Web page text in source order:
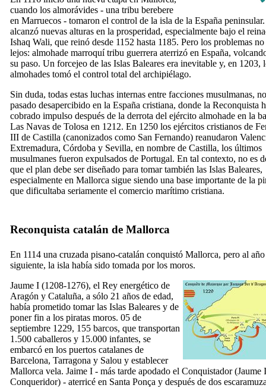
cuando los almorávides - una tribu berebere
en Marruecos - tomaron el control de la isla de la España
alcanzó nuevas alturas en la prosperidad, especialmente bajo el
Ishaq Wali, que reinó desde 1152 hasta 1185. Pero los problemas no
lejos: almohade marroquí tribu guerrera aterrizó en España,
su paso. Un forcejeo de las Islas Baleares era inevitable y, en 1203,
almohades tomó el control total del archipiélago.
Sin duda, todas estas luchas internas entre facciones musulmanas,
pasado desapercibido en la España cristiana, donde la Reconquista
cobrado impulso después de la derrota del ejército almohade en la
Las Navas de Tolosa en 1212. En 1250 los ejércitos cristianos de
III de Castilla (canonizados como San Fernando) reanudaron
Extremadura, Córdoba y Sevilla, en nombre de Castilla, los últimos
musulmanes fueron expulsados de Portugal. En tal contexto, no es
que el plan debe ser diseñado para tomar también las Islas Baleares,
especialmente en Mallorca sigue siendo una base importante de la
que dificultaba seriamente el comercio marítimo cristiana.
Reconquista catalán de Mallorca
En 1114 una cruzada pisano-catalán conquistó Mallorca, pero al año
siguiente, la isla había sido tomada por los moros.
Jaume I (1208-1276), el Rey energético de
Aragón y Cataluña, a sólo 21 años de edad,
había prometido tomar las Islas Baleares y de
poner fin a los piratas moros. 05 de
septiembre 1229, 155 barcos, que transportan
1.500 caballeros y 15.000 infantes, se
embarcó en los puertos catalanes de
Barcelona, Tarragona y Salou y establecer
Mallorca vela. Jaime I - más tarde apodado el Conquistador (Jaume I
Conqueridor) - aterricé en Santa Ponça y después de dos